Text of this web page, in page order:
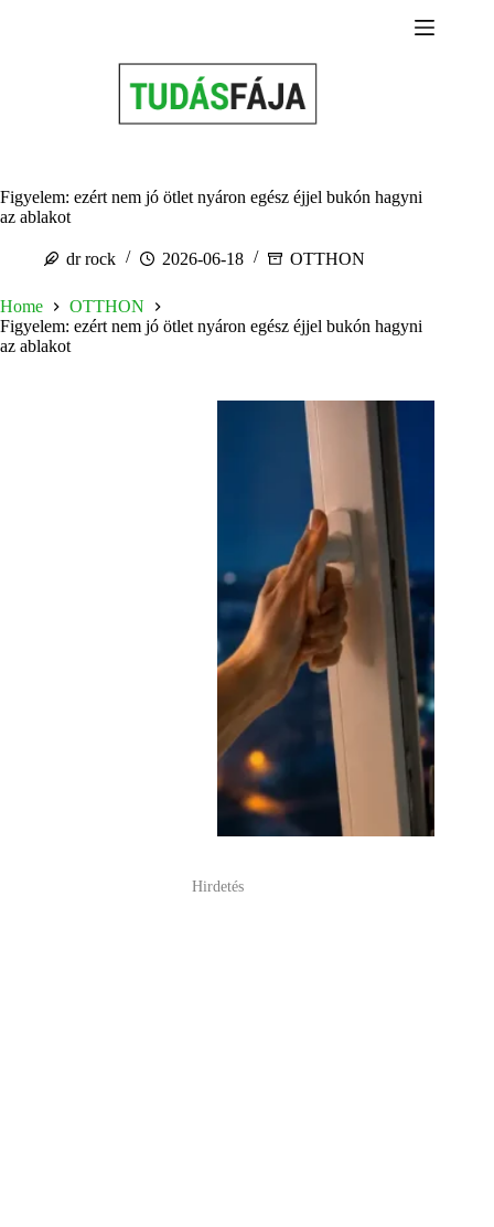
Figyelem: ezért nem jó ötlet nyáron egész éjjel bukón hagyni
az ablakot
dr rock 2026-06-18 OTTHON
Home
OTTHON
Figyelem: ezért nem jó ötlet nyáron egész éjjel bukón hagyni
az ablakot
Hirdetés